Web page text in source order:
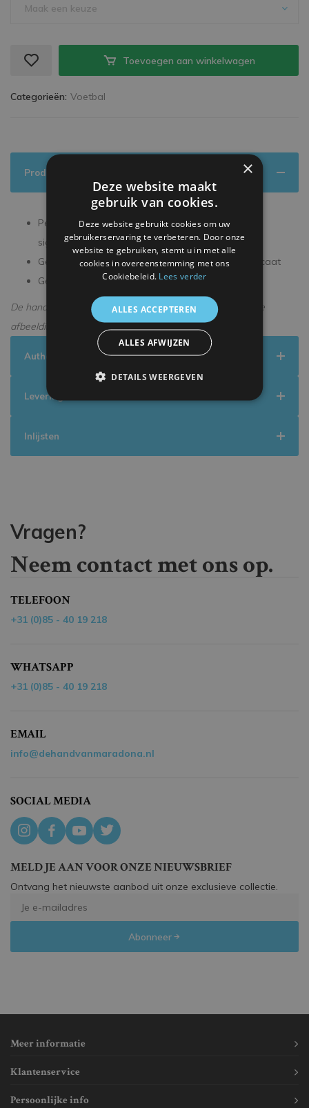
Maak een keuze
Toevoegen aan winkelwagen
Categorieën: Voetbal
Productinformatie
Persoonlijk gesigneerd tijdens een exclusieve
signeersessie
Geleverd met een officieel ICONS echtheidscertificaat
Geleverd in een premium verpakking
De handtekening kan enigszins afwijken van de getoonde
afbeelding.
Authenticiteit
Levering
Inlijsten
Vragen?
Neem contact met ons op.
TELEFOON
+31 (0)85 - 40 19 218
WHATSAPP
+31 (0)85 - 40 19 218
EMAIL
info@dehandvanmaradona.nl
SOCIAL MEDIA
MELD JE AAN VOOR ONZE NIEUWSBRIEF
Ontvang het nieuwste aanbod uit onze exclusieve collectie.
Abonneer
Meer informatie
Klantenservice
Persoonlijke info
×
Deze website maakt
gebruik van cookies.
Deze website gebruikt cookies om uw
gebruikerservaring te verbeteren. Door onze
website te gebruiken, stemt u in met alle
cookies in overeenstemming met ons
Cookiebeleid. Lees verder
ALLES ACCEPTEREN
ALLES AFWIJZEN
DETAILS WEERGEVEN